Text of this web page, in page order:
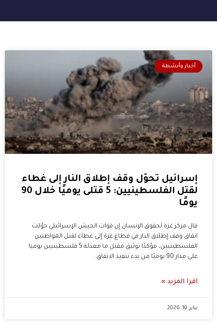
أخبار وأنشطة
إسرائيل تحوّل وقف إطلاق النار إلى غطاء
لقتل الفلسطينيين: 5 قتلى يوميًا خلال 90
يومًا
قال مركز غزة لحقوق الإنسان إن قوات الجيش الإسرائيلي حوّلت
اتفاق وقف إطلاق النار في قطاع غزة إلى غطاء لقتل المواطنين
الفلسطينيين، مؤكدًا توثيق مقتل ما معدله 5 فلسطينيين يوميا
على مدار 90 يوميًا من بدء تنفيذ الاتفاق.
اقرا المزيد »
يناير 10, 2026